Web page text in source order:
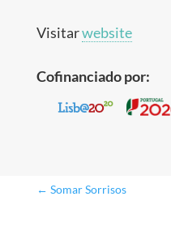
Visitarwebsite
Cofinanciado por:
← Somar Sorrisos